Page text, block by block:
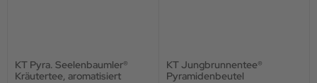
KT Pyra. Seelenbaumler®
Kräutertee, aromatisiert
KT Jungbrunnentee®
Pyramidenbeutel